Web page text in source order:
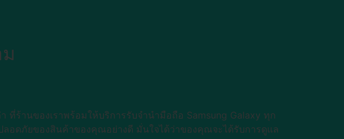
ที่ร้านของเราพร้อมให้บริการรับจำนำมือถือ Samsung Galaxy ทุก
ลอดภัยของสินค้าของคุณอย่างดี มั่นใจได้ว่าของคุณจะได้รับการดูแล